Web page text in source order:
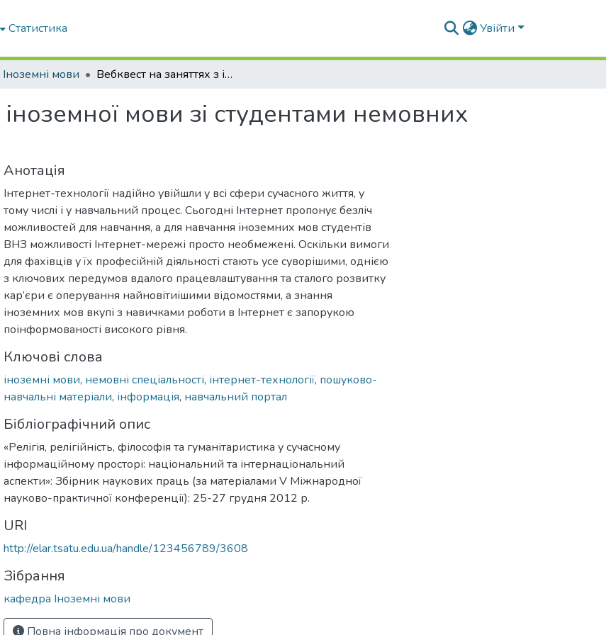
Статистика Увійти
мови Вебквест на заняттях з іноземної мови зі студентами немовних спеціальностей
мови зі студентами немовних
Анотація
Інтернет-технології надійно увійшли у всі сфери сучасного життя, у
тому числі і у навчальний процес. Сьогодні Інтернет пропонує безліч
можливостей для навчання, а для навчання іноземних мов студентів
ВНЗ можливості Інтернет-мережі просто необмежені. Оскільки вимоги
для фахівців у їх професійній діяльності стають усе суворішими, однією
з ключових передумов вдалого працевлаштування та сталого розвитку
кар’єри є оперування найновітиішими відомостями, а знання
іноземних мов вкупі з навичками роботи в Інтернет є запорукою
поінформованості високого рівня.
Ключові слова
іноземні мови, немовні спеціальності, інтернет-технології, пошуково-
навчальні матеріали, інформація, навчальний портал
Бібліографічний опис
«Релігія, релігійність, філософія та гуманітаристика у сучасному
інформаційному просторі: національний та інтернаціональний
аспекти»: Збірник наукових праць (за матеріалами V Міжнародної
науково-практичної конференції): 25-27 грудня 2012 р.
URI
http://elar.tsatu.edu.ua/handle/123456789/3608
Зібрання
кафедра Іноземні мови
Повна інформація про документ